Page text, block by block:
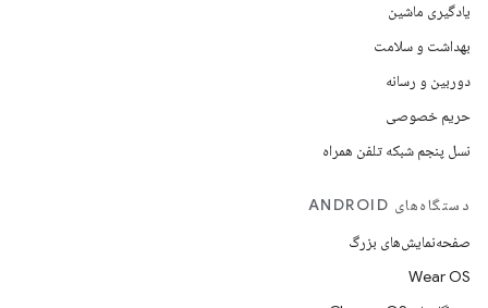
یادگیری ماشین
بهداشت و سلامت
دوربین و رسانه
حریم خصوصی
نسل پنجم شبکه تلفن همراه
دستگاه‌های ANDROID
صفحه‌نمایش‌های بزرگ
Wear OS